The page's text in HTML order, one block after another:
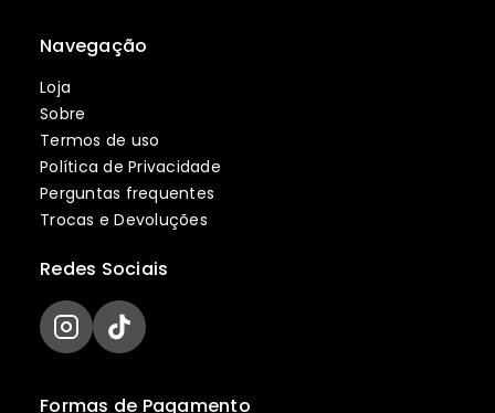
Navegação
Loja
Sobre
Termos de uso
Política de Privacidade
Perguntas frequentes
Trocas e Devoluções
Formas de Pagamento
Redes Sociais